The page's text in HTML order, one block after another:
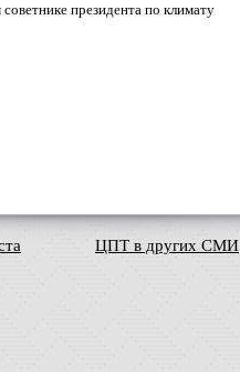
президента по климату
ЦПТ в других СМИ